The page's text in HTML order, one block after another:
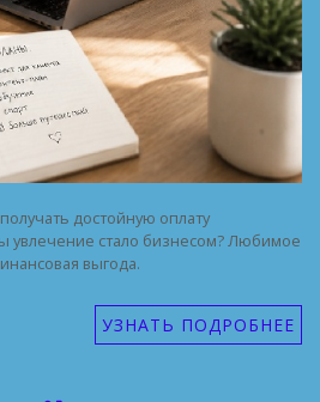
достойную оплату
увлечение стало бизнесом? Любимое
выгода.
УЗНАТЬ ПОДРОБНЕЕ